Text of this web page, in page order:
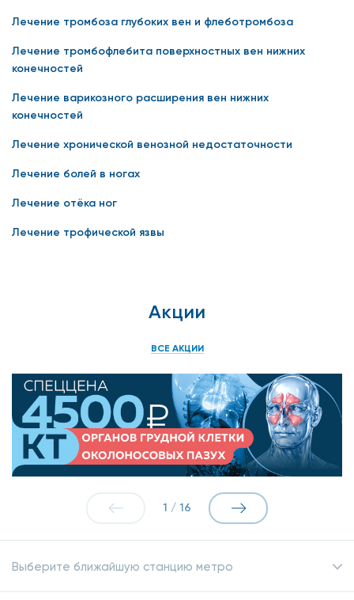
Лечение тромбоза глубоких вен и флеботромбоза
Лечение тромбофлебита поверхностных вен нижних
конечностей
Лечение варикозного расширения вен нижних
конечностей
Лечение хронической венозной недостаточности
Лечение болей в ногах
Лечение отёка ног
Лечение трофической язвы
Акции
ВСЕ АКЦИИ
1 / 16
Выберите ближайшую станцию метро